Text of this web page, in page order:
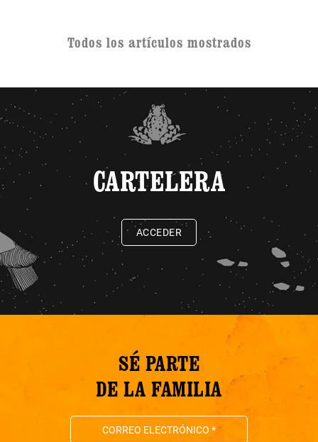
Todos los artículos mostrados
CARTELERA
ACCEDER
SÉ PARTE
DE LA FAMILIA